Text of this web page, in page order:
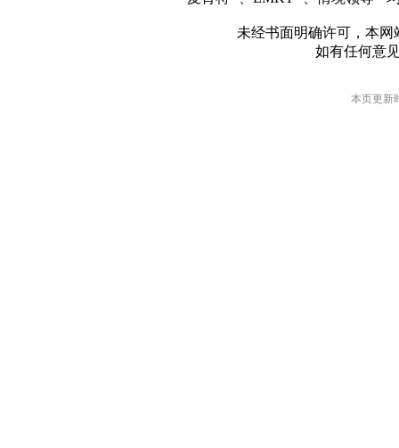
未经书面明确许可，本
如有任何意
本页更新